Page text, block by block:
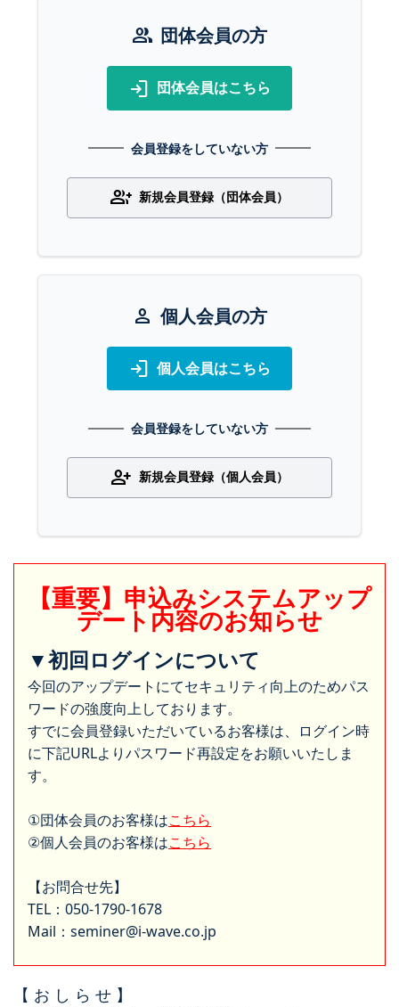
group 団体会員の方
login 団体会員はこちら
会員登録をしていない方
group_add 新規会員登録（団体会員）
person 個人会員の方
login 個人会員はこちら
会員登録をしていない方
person_add 新規会員登録（個人会員）
【重要】申込みシステムアップ
デート内容のお知らせ
▼初回ログインについて
今回のアップデートにてセキュリティ向上のためパス
ワードの強度向上しております。
すでに会員登録いただいているお客様は、ログイン時
に下記URLよりパスワード再設定をお願いいたしま
す。
①団体会員のお客様はこちら
②個人会員のお客様はこちら
【お問合せ先】
TEL：050-1790-1678
Mail：seminer@i-wave.co.jp
【 お し ら せ 】